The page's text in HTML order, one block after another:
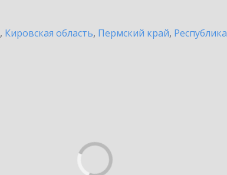
, Кировская область, Пермский край,